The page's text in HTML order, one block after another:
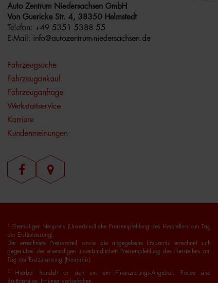
Auto Zentrum Niedersachsen GmbH
Von Guericke Str. 4, 38350 Helmstedt
Telefon: +49 5351 5388 55
E-Mail: info@autozentrum-niedersachsen.de
Fahrzeugsuche
Fahrzeugankauf
Fahrzeuganfrage
Werkstattservice
Karriere
Kundenmeinungen
1
Ehemaliger Neupreis (Unverbindliche Preisempfehlung des Herstellers am Tag
der Erstzulassung).
Der errechnete Preisvorteil sowie die angegebene Ersparnis errechnet sich
gegenüber der ehemaligen unverbindlichen Preisempfehlung des Herstellers am
Tag der Erstzulassung (Neupreis).
2
Hierbei handelt es sich um ein Finanzierungs-Angebot. Preise sind
Bruttopreise. Irrtümer vorbehalten.